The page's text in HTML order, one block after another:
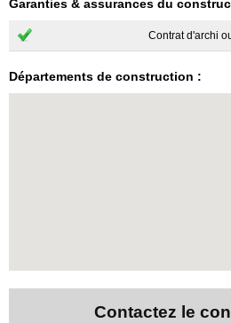
Garanties & assurances du
Contrat d'archi
Départements de construction :
Contactez le